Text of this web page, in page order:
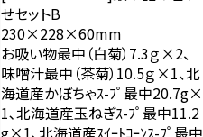
せセットB
230×228×60mm
お吸い物最中（白菊）7.3ｇ×2、
味噌汁最中（茶菊）10.5ｇ×1、北
海道産かぼちゃｽ-ﾌﾟ最中20.7g×
1､北海道産玉ねぎｽ-ﾌﾟ最中11.2